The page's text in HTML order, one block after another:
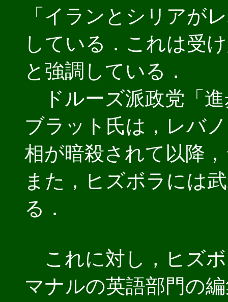
「イランとシリアが
している．これは受
と強調している．
ドルーズ派政党「
ブラット氏は，レバ
相が暗殺されて以降
また，ヒズボラには
る．
これに対し，ヒズ
マナルの英語部門の